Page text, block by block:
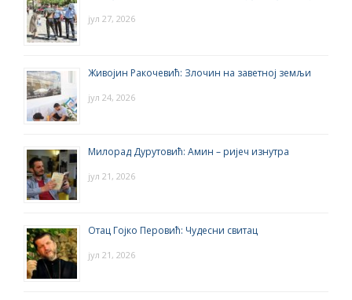
јул 27, 2026
Живојин Ракочевић: Злочин на заветној земљи
јул 24, 2026
Милорад Дурутовић: Амин – ријеч изнутра
јул 21, 2026
Отац Гојко Перовић: Чудесни свитац
јул 21, 2026